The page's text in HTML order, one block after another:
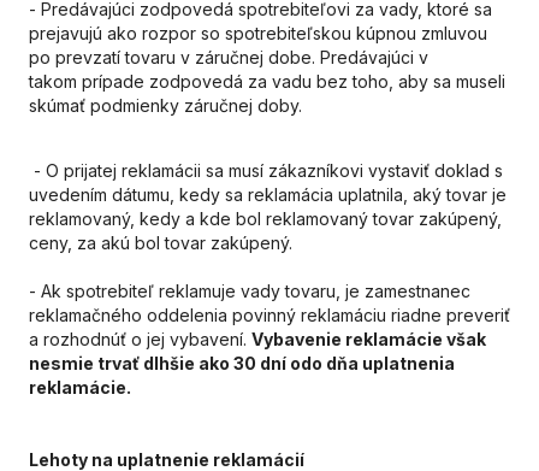
- Predávajúci zodpovedá spotrebiteľovi za vady, ktoré sa
prejavujú ako rozpor so spotrebiteľskou kúpnou zmluvou
po prevzatí tovaru v záručnej dobe. Predávajúci v
takom prípade zodpovedá za vadu bez toho, aby sa museli
skúmať podmienky záručnej doby.
- O prijatej reklamácii sa musí zákazníkovi vystaviť doklad s
uvedením dátumu, kedy sa reklamácia uplatnila, aký tovar je
reklamovaný, kedy a kde bol reklamovaný tovar zakúpený,
ceny, za akú bol tovar zakúpený.
- Ak spotrebiteľ reklamuje vady tovaru, je zamestnanec
reklamačného oddelenia povinný reklamáciu riadne preveriť
a rozhodnúť o jej vybavení. Vybavenie reklamácie však
nesmie trvať dlhšie ako 30 dní odo dňa uplatnenia
reklamácie.
Lehoty na uplatnenie reklamácií